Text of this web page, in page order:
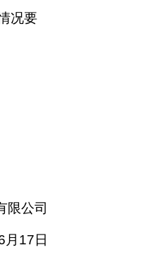
况要
限公司
月17日